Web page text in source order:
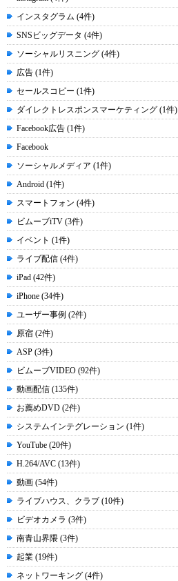
インスタグラム (4件)
SNSビッグデータ (4件)
ソーシャルリスニング (4件)
広告 (1件)
セールスコピー (1件)
ダイレクトレスポンスマーケティング (1件)
Facebook広告 (1件)
Facebook
ソーシャルメディア (1件)
Android (1件)
スマートフォン (4件)
ビムーブiTV (3件)
イベント (1件)
ライブ配信 (4件)
iPad (42件)
iPhone (34件)
ユーザー事例 (2件)
原宿 (2件)
ASP (3件)
ビムーブVIDEO (92件)
動画配信 (135件)
お薦めDVD (2件)
システムインテグレーション (1件)
YouTube (20件)
H.264/AVC (13件)
動画 (54件)
ライブハウス、クラブ (10件)
ビデオカメラ (3件)
南青山界隈 (3件)
起業 (19件)
ネットワーキング (4件)